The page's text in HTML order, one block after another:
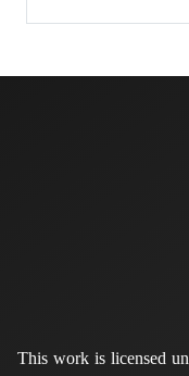
This work is licensed